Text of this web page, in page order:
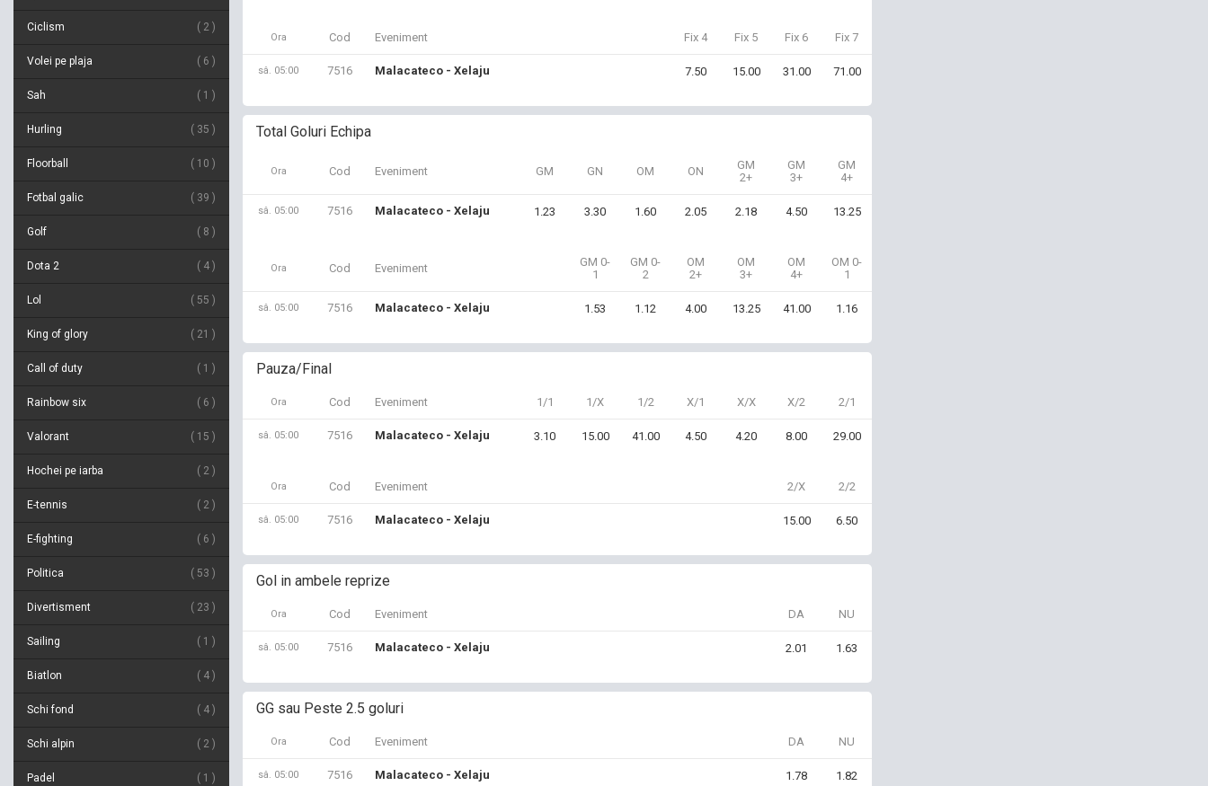
Ciclism 2
Volei pe plaja 6
Sah 1
Hurling 35
Floorball 10
Fotbal galic 39
Golf 8
Dota 2 4
Lol 55
King of glory 21
Call of duty 1
Rainbow six 6
Valorant 15
Hochei pe iarba 2
E-tennis 2
E-fighting 6
Politica 53
Divertisment 23
Sailing 1
Biatlon 4
Schi fond 4
Schi alpin 2
Padel 1
Ora Cod Eveniment Fix 4 Fix 5 Fix 6 Fix 7
sâ. 05:00 7516 Malacateco - Xelaju 7.50 15.00 31.00 71.00
Total Goluri Echipa
Ora Cod Eveniment GM GN OM ON
GM
2+
GM
3+
GM
4+
sâ. 05:00 7516 Malacateco - Xelaju 1.23 3.30 1.60 2.05 2.18 4.50 13.25
Ora Cod Eveniment
GM 0-
1
GM 0-
2
OM
2+
OM
3+
OM
4+
OM 0-
1
sâ. 05:00 7516 Malacateco - Xelaju 1.53 1.12 4.00 13.25 41.00 1.16
Pauza/Final
Ora Cod Eveniment 1/1 1/X 1/2 X/1 X/X X/2 2/1
sâ. 05:00 7516 Malacateco - Xelaju 3.10 15.00 41.00 4.50 4.20 8.00 29.00
Ora Cod Eveniment 2/X 2/2
sâ. 05:00 7516 Malacateco - Xelaju 15.00 6.50
Gol in ambele reprize
Ora Cod Eveniment DA NU
sâ. 05:00 7516 Malacateco - Xelaju 2.01 1.63
GG sau Peste 2.5 goluri
Ora Cod Eveniment DA NU
sâ. 05:00 7516 Malacateco - Xelaju 1.78 1.82